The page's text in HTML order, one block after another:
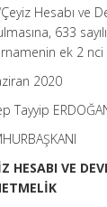
Hesabı ve
633
ek 2
2020
Tayyip
HESABI VE